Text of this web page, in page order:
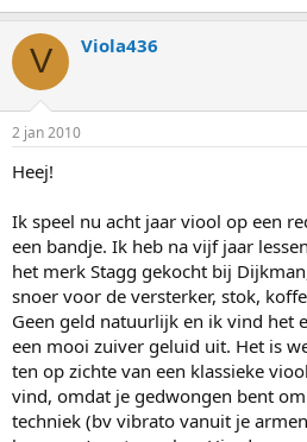
V Viola436
2 jan 2010
Heej!
Ik speel nu acht jaar viool op een
een bandje. Ik heb na vijf jaar
het merk Stagg gekocht bij
snoer voor de versterker, stok,
Geen geld natuurlijk en ik vind het
een mooi zuiver geluid uit. Het is
ten op zichte van een klassieke
vind, omdat je gedwongen bent
techniek (bv vibrato vanuit je